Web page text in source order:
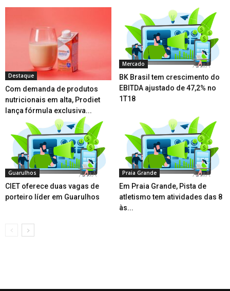
Destaque
Com demanda de produtos
nutricionais em alta, Prodiet
lança fórmula exclusiva...
Mercado
BK Brasil tem crescimento do
EBITDA ajustado de 47,2% no
1T18
Guarulhos
CIET oferece duas vagas de
porteiro líder em Guarulhos
Praia Grande
Em Praia Grande, Pista de
atletismo tem atividades das 8
às...